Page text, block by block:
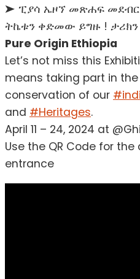
➤ ፒያሳ ኤዞኘ መጽሐፍ መደብር
ትኬቱን ቀድመው ይግዙ ! ታሪክን
Pure Origin Ethiopia
Let’s not miss this
means taking part in
conservation of our
and #Heritages.
April 11 – 24, 2024 at
Use the QR Code for
entrance